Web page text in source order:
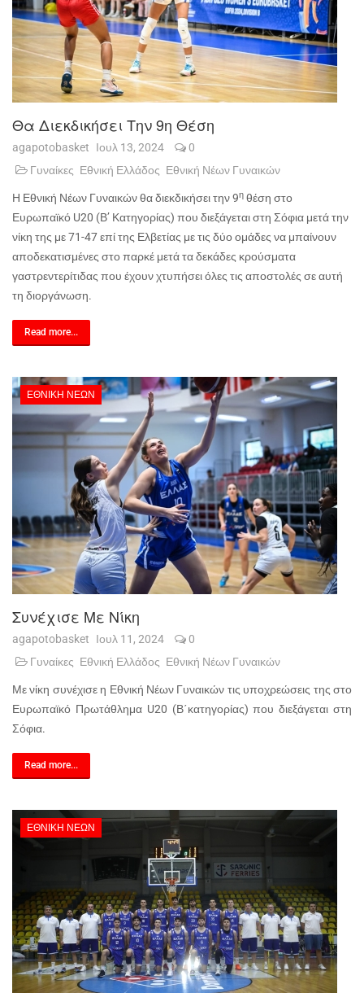
Θα Διεκδικήσει Την 9η Θέση
agapotobasket Ιουλ 13, 2024
0
Γυναίκες Εθνική Ελλάδος Εθνική Νέων Γυναικών
Η Εθνική Νέων Γυναικών θα διεκδικήσει την 9η θέση στο
Ευρωπαϊκό U20 (Β’ Κατηγορίας) που διεξάγεται στη Σόφια μετά την
νίκη της με 71-47 επί της Ελβετίας με τις δύο ομάδες να μπαίνουν
αποδεκατισμένες στο παρκέ μετά τα δεκάδες κρούσματα
γαστρεντερίτιδας που έχουν χτυπήσει όλες τις αποστολές σε αυτή
τη διοργάνωση.
Read more...
ΕΘΝΙΚΉ ΝΈΩΝ
Συνέχισε Με Νίκη
agapotobasket Ιουλ 11, 2024
0
Γυναίκες Εθνική Ελλάδος Εθνική Νέων Γυναικών
Με νίκη συνέχισε η Εθνική Νέων Γυναικών τις υποχρεώσεις της στο
Ευρωπαϊκό Πρωτάθλημα U20 (Β΄κατηγορίας) που διεξάγεται στη
Σόφια.
Read more...
ΕΘΝΙΚΉ ΝΈΩΝ